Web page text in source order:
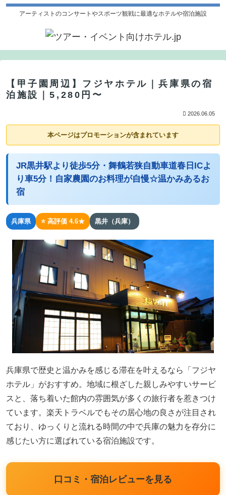
アーティストのコンサートやスポーツ観戦に最適なホテルや宿泊施設
【甲子園周辺】フジヤホテル｜兵庫県の宿
泊施設｜5,280円〜
2026.06.05
本ページはプロモーションが含まれています
JR黒井駅より徒歩5分・舞鶴若狭自動車道春日ICよ
り車5分！自家農園のお料理が自慢☆温かみあるお
宿
兵庫県 ⭐ 高評価 4.6★ 黒井（兵庫）
兵庫県で歴史と温かみを感じる滞在を叶えるなら「フジヤ
ホテル」がおすすめ。地域に根ざした親しみやすいサービ
スと、落ち着いた館内の雰囲気が多くの旅行者を惹きつけ
ています。楽天トラベルでもその居心地の良さが注目され
ており、ゆっくりと流れる時間の中で兵庫の魅力を存分に
感じたい方に選ばれている宿泊施設です。
口コミ・宿泊レビューを見る